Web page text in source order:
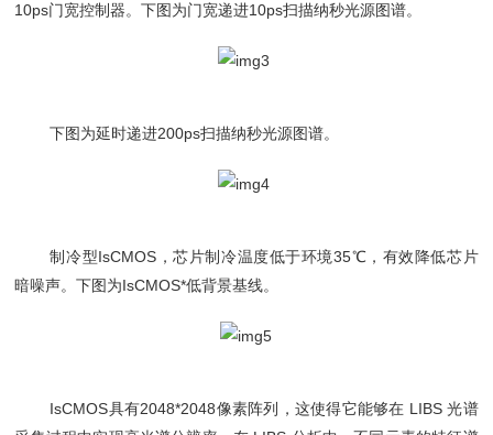
10ps门宽控制器。下图为门宽递进10ps扫描纳秒光源图谱。
下图为延时递进200ps扫描纳秒光源图谱。
制冷型IsCMOS，芯片制冷温度低于环境35℃，有效降低芯片
暗噪声。下图为IsCMOS*低背景基线。
IsCMOS具有2048*2048像素阵列，这使得它能够在 LIBS 光谱